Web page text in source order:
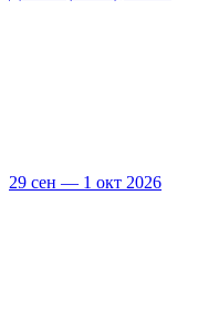
29 сен — 1 окт 2026